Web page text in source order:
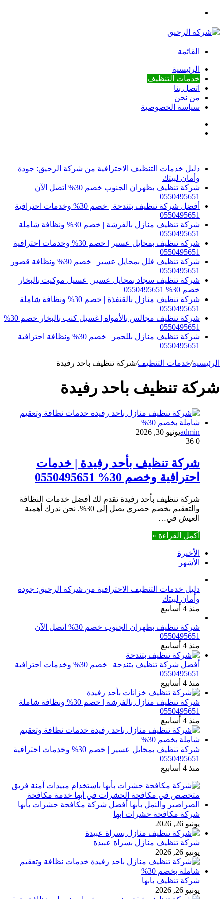
القائمة
الرئيسية
خدمات التنظيف
اتصل بنا
من نحن
سياسة الخصوصية
دليل خدمات التنظيف الاحترافية من شركة الرحيق: جودة
وأمان لبيتك
شركة تنظيف بظهران الجنوب خصم 30% اتصل الآن
0550495651
أفضل شركة تنظيف بتندحة | خصم 30% وخدمات احترافية
0550495651
شركة تنظيف منازل بالفرشة | خصم 30% ونظافة شاملة
0550495651
شركة تنظيف بمحايل عسير | خصم 30% وخدمات احترافية
0550495651
شركة تنظيف فلل بمحايل عسير | خصم 30% ونظافة قصور
0550495651
شركة تنظيف سجاد بمحايل عسير | غسيل موكيت بالبخار
خصم 30% 0550495651
شركة تنظيف منازل بالقنفذة | خصم 30% ونظافة شاملة
0550495651
شركة تنظيف مجالس بالأمواه | غسيل كنب بالبخار خصم 30%
0550495651
شركة تنظيف منازل بللحمر | خصم 30% ونظافة احترافية
0550495651
الرئيسية/خدمات التنظيف/شركة تنظيف باحد رفيدة
شركة تنظيف باحد رفيدة
adminيونيو 30, 2026
0
شركة تنظيف بأحد رفيدة | خدمات
احترافية وخصم 30% 0550495651
شركة تنظيف بأحد رفيدة تقدم لك أفضل خدمات النظافة
والتعقيم بخصم حصري يصل إلى 30%. نحن ندرك أهمية
العيش في…
أكمل القراءة »
الأخيرة
الأشهر
دليل خدمات التنظيف الاحترافية من شركة الرحيق: جودة
وأمان لبيتك
منذ 4 أسابيع
شركة تنظيف بظهران الجنوب خصم 30% اتصل الآن
0550495651
منذ 4 أسابيع
أفضل شركة تنظيف بتندحة | خصم 30% وخدمات احترافية
0550495651
منذ 4 أسابيع
شركة تنظيف منازل بالفرشة | خصم 30% ونظافة شاملة
0550495651
منذ 4 أسابيع
شركة تنظيف بمحايل عسير | خصم 30% وخدمات احترافية
0550495651
منذ 4 أسابيع
شركة مكافحة حشرات ابها
يونيو 26, 2026
شركة تنظيف منازل بسراة عبيدة
يونيو 26, 2026
شركة تنظيف بابها
يونيو 26, 2026